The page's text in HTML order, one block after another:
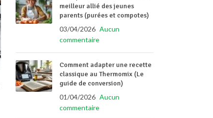
meilleur allié des jeunes
parents (purées et compotes)
03/04/2026 Aucun
commentaire
Comment adapter une recette
classique au Thermomix (Le
guide de conversion)
01/04/2026 Aucun
commentaire